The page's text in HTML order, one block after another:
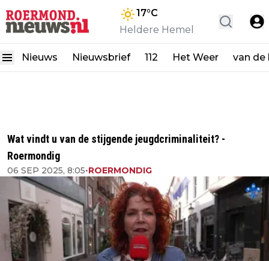
17°C
Heldere Hemel
Nieuws Nieuwsbrief 112 Het Weer van de
Wat vindt u van de stijgende jeugdcriminaliteit? -
Roermondig
06 SEP 2025, 8:05•ROERMONDIG